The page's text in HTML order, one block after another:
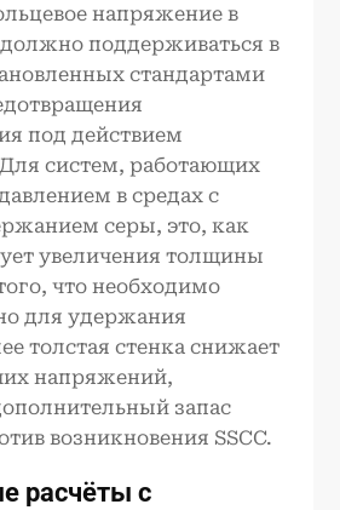
напряжение в
поддерживаться в
стандартами
под действием
систем, работающих
в средах с
серы, это, как
увеличения толщины
что необходимо
для удержания
толстая стенка снижает
напряжений,
запас
возникновения SSCC.
расчёты с